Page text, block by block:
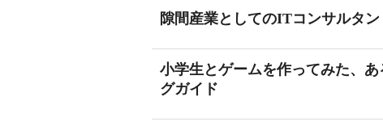
隙間産業としてのITコンサルタ
小学生とゲームを作ってみた、
グガイド